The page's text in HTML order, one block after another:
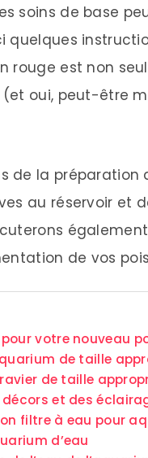
soins de base
quelques
rouge est non
(et oui, peut-être
de la préparation
au réservoir et
de vos
votre nouveau
de taille
de taille
décors et des
filtre à eau pour
d’eau